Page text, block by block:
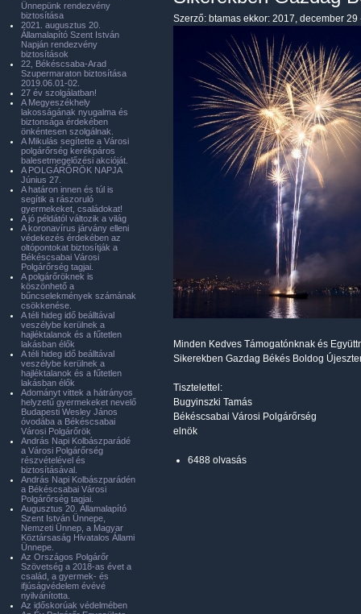
Szerző: btamas ekkor: 2017, december 29
Minden Kedves Támogatónknak és
Sikerekben Gazdag Békés Boldog
Tisztelettel:
Bugyinszki Tamás
Békéscsabai Városi Polgárőrség
elnök
6488 olvasás
Ünnepünk rendezvény
biztosítása
2021. augusztus 20.
Államalapító Szent István
Napján rendezvény
biztosítások
22, Békéscsaba-Arad
Szupermaraton biztosítása
2019.06.01-02.
27 év szolgálatban!
A Megyeszékhely
lakosságának nyugalma és
biztonsága érdekében
önkéntesen szolgálnak.
A Mikulás segítette a Városi
polgárőrség kerékpáros
balesetmegelőzési akcióját.
A POLGÁRŐRÖK NAPJA
Június 27.
A határon innen és túl is
segítik a rászoruló
gyermekeket, családokat!
A jó példától változik a világ
A koronavírus járvány elleni
védekezés érdekében az
oltópontokat biztosítják a
Békéscsabai Városi
Polgárőrség tagjai.
A polgárőröknek is
köszönhető a
bűncselekmények számának
csökkenése.
A téli hideg idő beálltával
veszélybe kerülnek a
hajléktalanok és a fűtetlen
lakásban élők
A téli hideg idő beálltával
veszélybe kerülnek a
hajléktalanok és a fűtetlen
lakásban élők
Adományt vittek a hátrányos
helyzetű gyermekeket nevelő
Budapesti Wesley János
óvodába a Békéscsabai
Városi Polgárőrök
András Napi Kolbászparádé
a Városi Polgárőrség
részvételével és
biztosításával.
András Napi Kolbászparádén
a Békéscsabai Városi
Polgárőrség tagjai.
Augusztus 20. Államalapító
Szent István Ünnepe,
Nemzeti Ünnep, a Magyar
Köztársaság Hivatalos Állami
Ünnepe.
Az Országos Polgárőr
Szövetség a 2018-as évet a
család, a gyermek- és
ifjúságvédelem évévé
nyilvánította.
Az időskorúak védelmében